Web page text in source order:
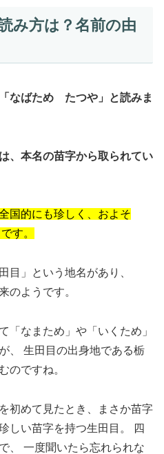
み方は？名前の由
なばため たつや」と読みま
、本名の苗字から取られてい
国的にも珍しく、およそ
す。
目」という地名があり、
のようです。
「なまため」や「いくため」
、 生田目の出身地である栃
のですね。
初めて見たとき、まさか苗字
しい苗字を持つ生田目。 四
、 一度聞いたら忘れられな